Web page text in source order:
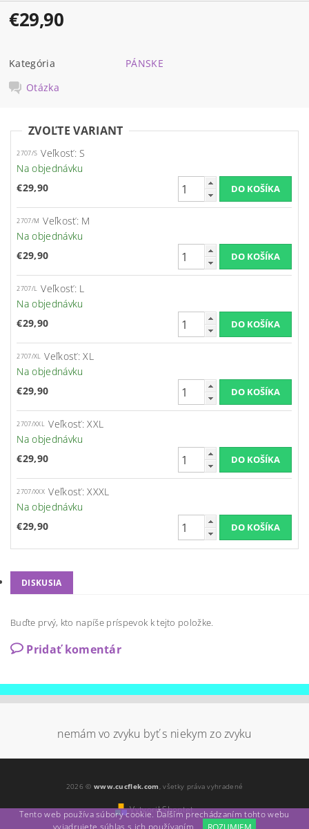
€29,90
Kategória
PÁNSKE
Otázka
ZVOĽTE VARIANT
2707/S Veľkosť: S
Na objednávku
€29,90
2707/M Veľkosť: M
Na objednávku
€29,90
2707/L Veľkosť: L
Na objednávku
€29,90
2707/XL Veľkosť: XL
Na objednávku
€29,90
2707/XXL Veľkosť: XXL
Na objednávku
€29,90
2707/XXX Veľkosť: XXXL
Na objednávku
€29,90
DISKUSIA
Buďte prvý, kto napíše príspevok k tejto položke.
Pridať komentár
nemám vo zvyku byť s niekym zo zvyku
2026 © www.cucflek.com, všetky práva vyhradené
Vytvoril Shoptet
Tento web používa súbory cookie. Ďalším prechádzaním tohto webu